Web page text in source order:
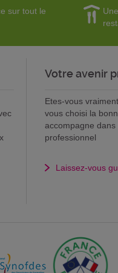
sur tout le
Votre avenir
Etes-vous
vous choisi la
accompagne
professionnel
Laissez-vous